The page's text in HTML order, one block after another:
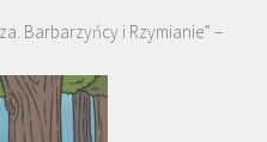
Barbarzyńcy i Rzymianie” –